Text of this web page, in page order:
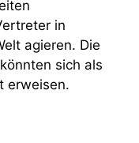
in
agieren. Die
sich als
erweisen.